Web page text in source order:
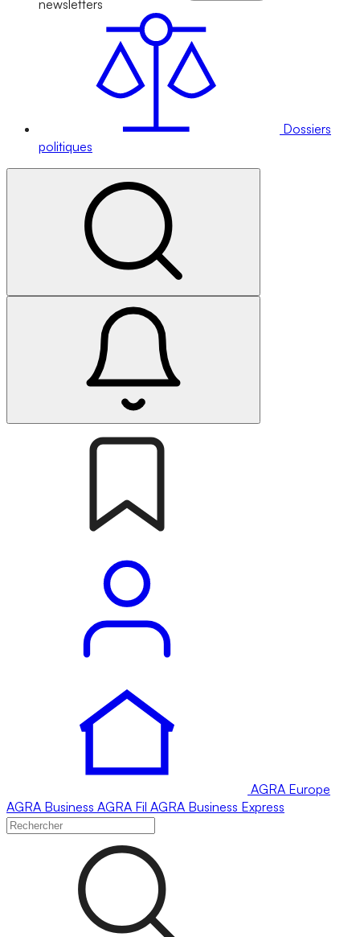
newsletters
Dossiers
politiques
AGRA Europe
AGRA Business AGRA Fil AGRA Business Express